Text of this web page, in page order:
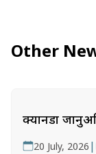
Other
क्यानडा
20 July, 2026 |